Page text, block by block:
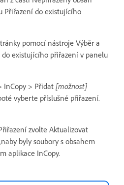
Přiřazení do existujícího
pomocí nástroje Výběr a
existujícího přiřazení v panelu
InCopy > Přidat [možnost]
vyberte příslušné přiřazení.
zvolte Aktualizovat
byly soubory s obsahem
aplikace InCopy.